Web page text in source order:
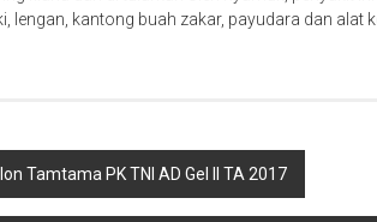
lengan, kantong buah zakar, payudara dan alat
Tamtama PK TNI AD Gel II TA 2017